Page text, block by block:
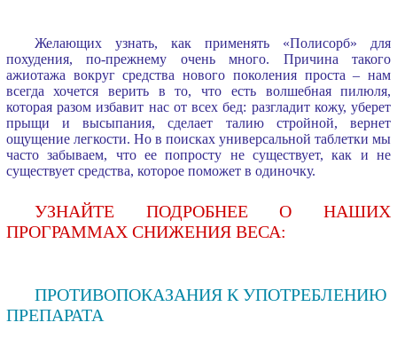
Желающих узнать, как применять «Полисорб» для
похудения, по-прежнему очень много. Причина такого
ажиотажа вокруг средства нового поколения проста – нам
всегда хочется верить в то, что есть волшебная пилюля,
которая разом избавит нас от всех бед: разгладит кожу, уберет
прыщи и высыпания, сделает талию стройной, вернет
ощущение легкости. Но в поисках универсальной таблетки мы
часто забываем, что ее попросту не существует, как и не
существует средства, которое поможет в одиночку.
УЗНАЙТЕ ПОДРОБНЕЕ О НАШИХ
ПРОГРАММАХ СНИЖЕНИЯ ВЕСА:
ПРОТИВОПОКАЗАНИЯ К УПОТРЕБЛЕНИЮ
ПРЕПАРАТА